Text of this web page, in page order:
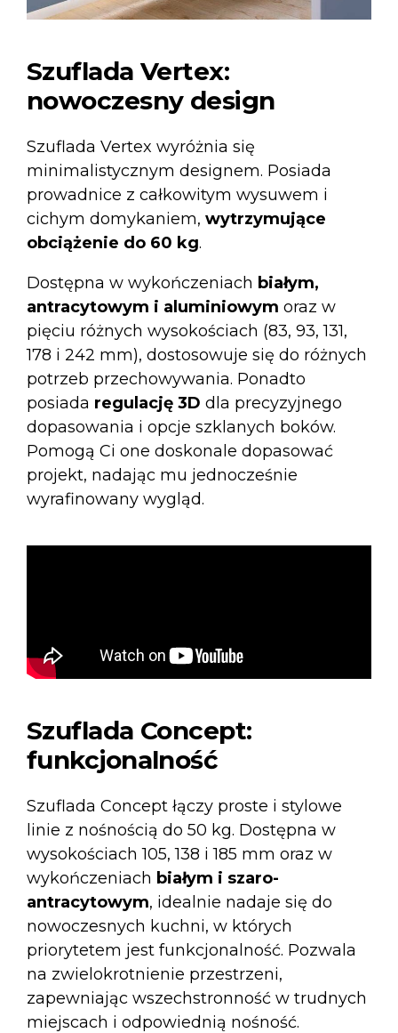
Szuflada Vertex:
nowoczesny design
Szuflada Vertex wyróżnia się
minimalistycznym designem. Posiada
prowadnice z całkowitym wysuwem i
cichym domykaniem, wytrzymujące
obciążenie do 60 kg.
Dostępna w wykończeniach białym,
antracytowym i aluminiowym oraz w
pięciu różnych wysokościach (83, 93, 131,
178 i 242 mm), dostosowuje się do różnych
potrzeb przechowywania. Ponadto
posiada regulację 3D dla precyzyjnego
dopasowania i opcje szklanych boków.
Pomogą Ci one doskonale dopasować
projekt, nadając mu jednocześnie
wyrafinowany wygląd.
Szuflada Concept:
funkcjonalność
Szuflada Concept łączy proste i stylowe
linie z nośnością do 50 kg. Dostępna w
wysokościach 105, 138 i 185 mm oraz w
wykończeniach białym i szaro-
antracytowym, idealnie nadaje się do
nowoczesnych kuchni, w których
priorytetem jest funkcjonalność. Pozwala
na zwielokrotnienie przestrzeni,
zapewniając wszechstronność w trudnych
miejscach i odpowiednią nośność.